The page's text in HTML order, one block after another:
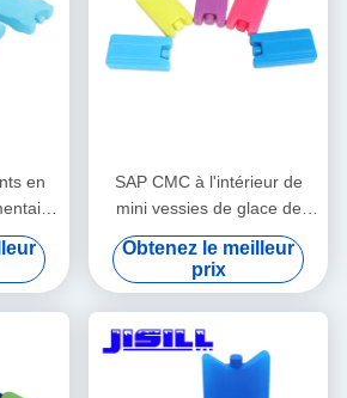
en
Impression/Emballage
SAP CMC à l'intérieur de
mini vessies de glace de
Liquild pour des enfants 10,8
* 5,8 * 2cm
Obtenez le meilleur
prix